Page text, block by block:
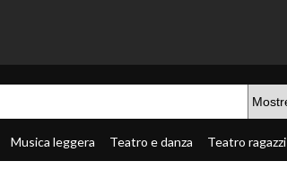
Musica leggera Teatro e danza Teatro ragazzi